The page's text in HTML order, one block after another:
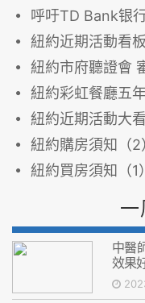
呼吁TD Bank银
紐約近期活動看
紐約市府聽證會
紐約彩虹餐廳五
紐約近期活動大
紐約購房須知（2
紐約買房須知（1）
一
中醫
效果